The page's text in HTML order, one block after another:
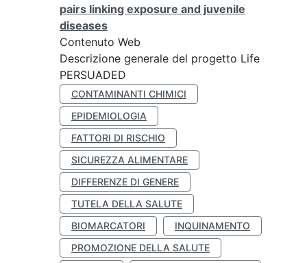
pairs linking exposure and juvenile
diseases
Contenuto Web
Descrizione generale del progetto Life
PERSUADED
CONTAMINANTI CHIMICI
EPIDEMIOLOGIA
FATTORI DI RISCHIO
SICUREZZA ALIMENTARE
DIFFERENZE DI GENERE
TUTELA DELLA SALUTE
BIOMARCATORI
INQUINAMENTO
PROMOZIONE DELLA SALUTE